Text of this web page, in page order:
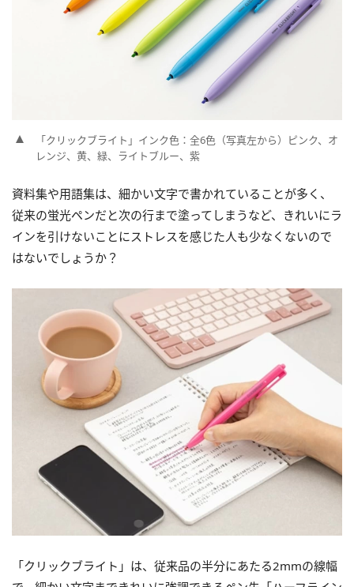
「クリックブライト」インク色：全6色（写真左から）ピンク、オ
レンジ、黄、緑、ライトブルー、紫
資料集や用語集は、細かい文字で書かれていることが多く、
従来の蛍光ペンだと次の行まで塗ってしまうなど、きれいにラ
インを引けないことにストレスを感じた人も少なくないので
はないでしょうか？
「クリックブライト」は、従来品の半分にあたる2mmの線幅